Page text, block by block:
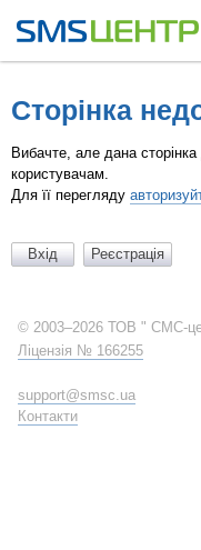
Сторінка
Вибачте, але дана
користувачам.
Для її перегляду
© 2003–2026 ТОВ " СМС-
Ліцензія № 166255
support@smsc.ua
Контакти